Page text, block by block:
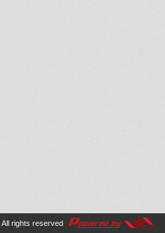
All rights reserved